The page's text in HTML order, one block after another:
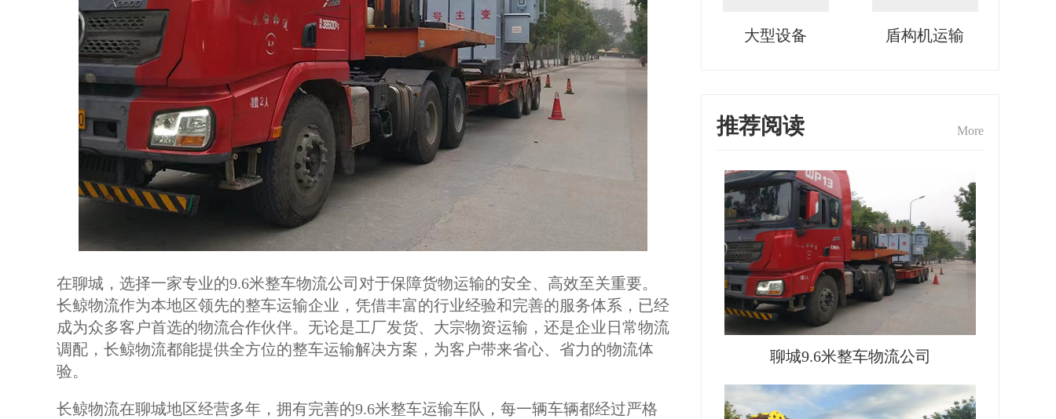
在聊城，选择一家专业的9.6米整车物流公司对于保障货物运输的安全、高效至关重要。
长鲸物流作为本地区领先的整车运输企业，凭借丰富的行业经验和完善的服务体系，已经
成为众多客户首选的物流合作伙伴。无论是工厂发货、大宗物资运输，还是企业日常物流
调配，长鲸物流都能提供全方位的整车运输解决方案，为客户带来省心、省力的物流体
验。
长鲸物流在聊城地区经营多年，拥有完善的9.6米整车运输车队，每一辆车辆都经过严格
大型设备 盾构机运输
推荐阅读 More
聊城9.6米整车物流公司